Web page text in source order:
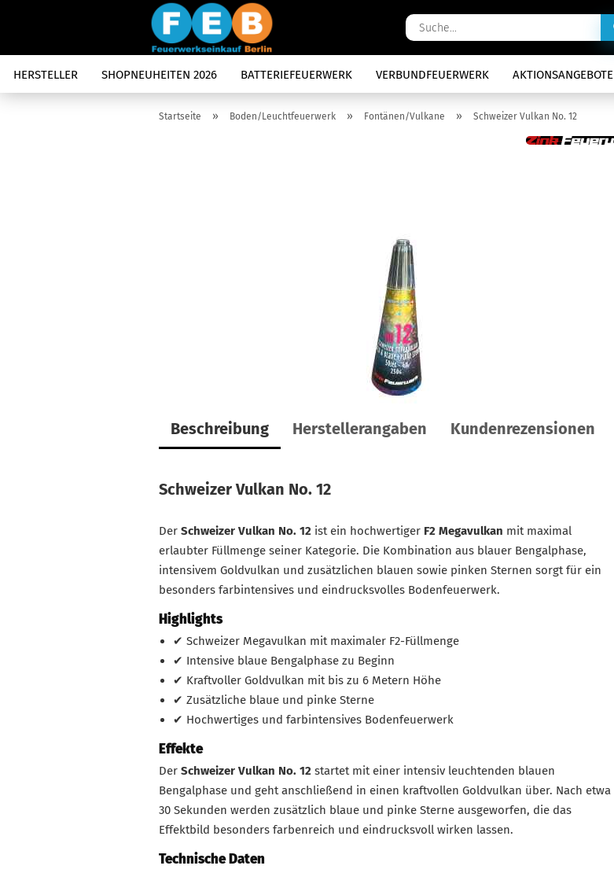
HERSTELLER SHOPNEUHEITEN 2026 BATTERIEFEUERWERK VERBUNDFEUERWERK AKTIONSANGEBOTE
Startseite » Boden/Leuchtfeuerwerk » Fontänen/Vulkane » Schweizer Vulkan No. 12
Beschreibung Herstellerangaben Kundenrezensionen
Schweizer Vulkan No. 12
Der Schweizer Vulkan No. 12 ist ein hochwertiger F2 Megavulkan mit maximal
erlaubter Füllmenge seiner Kategorie. Die Kombination aus blauer Bengalphase,
intensivem Goldvulkan und zusätzlichen blauen sowie pinken Sternen sorgt für ein
besonders farbintensives und eindrucksvolles Bodenfeuerwerk.
Highlights
✔ Schweizer Megavulkan mit maximaler F2-Füllmenge
✔ Intensive blaue Bengalphase zu Beginn
✔ Kraftvoller Goldvulkan mit bis zu 6 Metern Höhe
✔ Zusätzliche blaue und pinke Sterne
✔ Hochwertiges und farbintensives Bodenfeuerwerk
Effekte
Der Schweizer Vulkan No. 12 startet mit einer intensiv leuchtenden blauen
Bengalphase und geht anschließend in einen kraftvollen Goldvulkan über. Nach etwa
30 Sekunden werden zusätzlich blaue und pinke Sterne ausgeworfen, die das
Effektbild besonders farbenreich und eindrucksvoll wirken lassen.
Technische Daten